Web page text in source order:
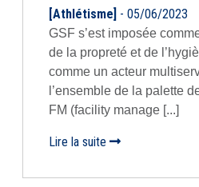
[Athlétisme] - 05/06/2023
GSF s’est imposée
de la propreté et de
comme un acteur
l’ensemble de la palette
FM (facility manage [...]
Lire la suite